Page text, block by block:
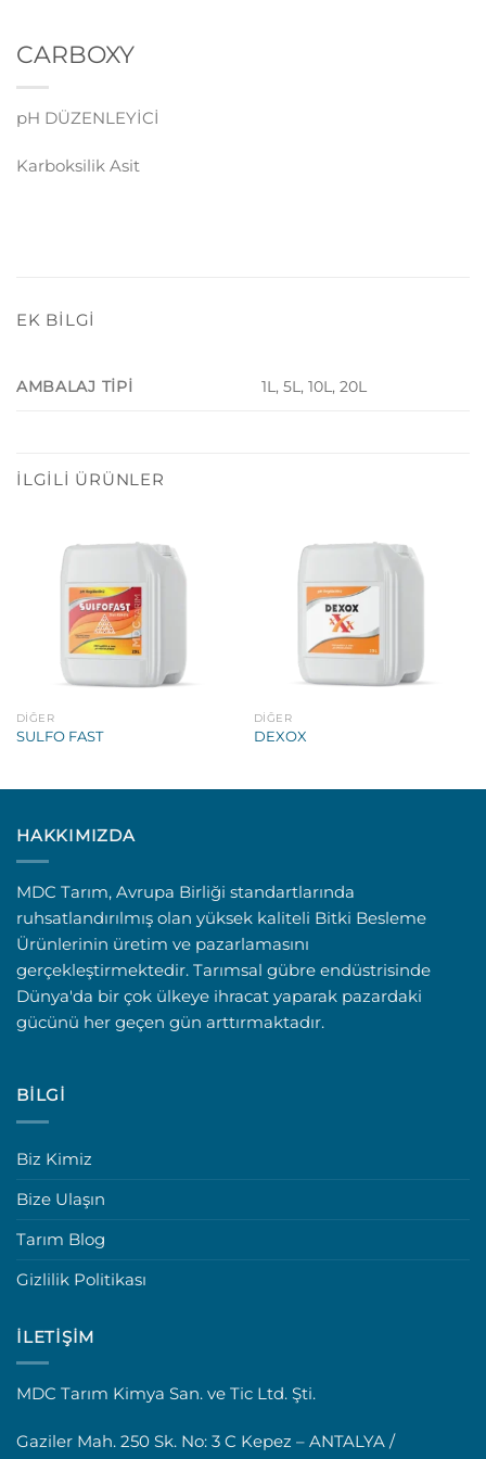
CARBOXY
pH DÜZENLEYİCİ
Karboksilik Asit
EK BILGI
AMBALAJ TIPI 1L, 5L, 10L, 20L
İLGILI ÜRÜNLER
DIĞER
SULFO FAST
DIĞER
DEXOX
HAKKIMIZDA
MDC Tarım, Avrupa Birliği standartlarında
ruhsatlandırılmış olan yüksek kaliteli Bitki Besleme
Ürünlerinin üretim ve pazarlamasını
gerçekleştirmektedir. Tarımsal gübre endüstrisinde
Dünya'da bir çok ülkeye ihracat yaparak pazardaki
gücünü her geçen gün arttırmaktadır.
BILGI
Biz Kimiz
Bize Ulaşın
Tarım Blog
Gizlilik Politikası
İLETIŞIM
MDC Tarım Kimya San. ve Tic Ltd. Şti.
Gaziler Mah. 250 Sk. No: 3 C Kepez – ANTALYA /